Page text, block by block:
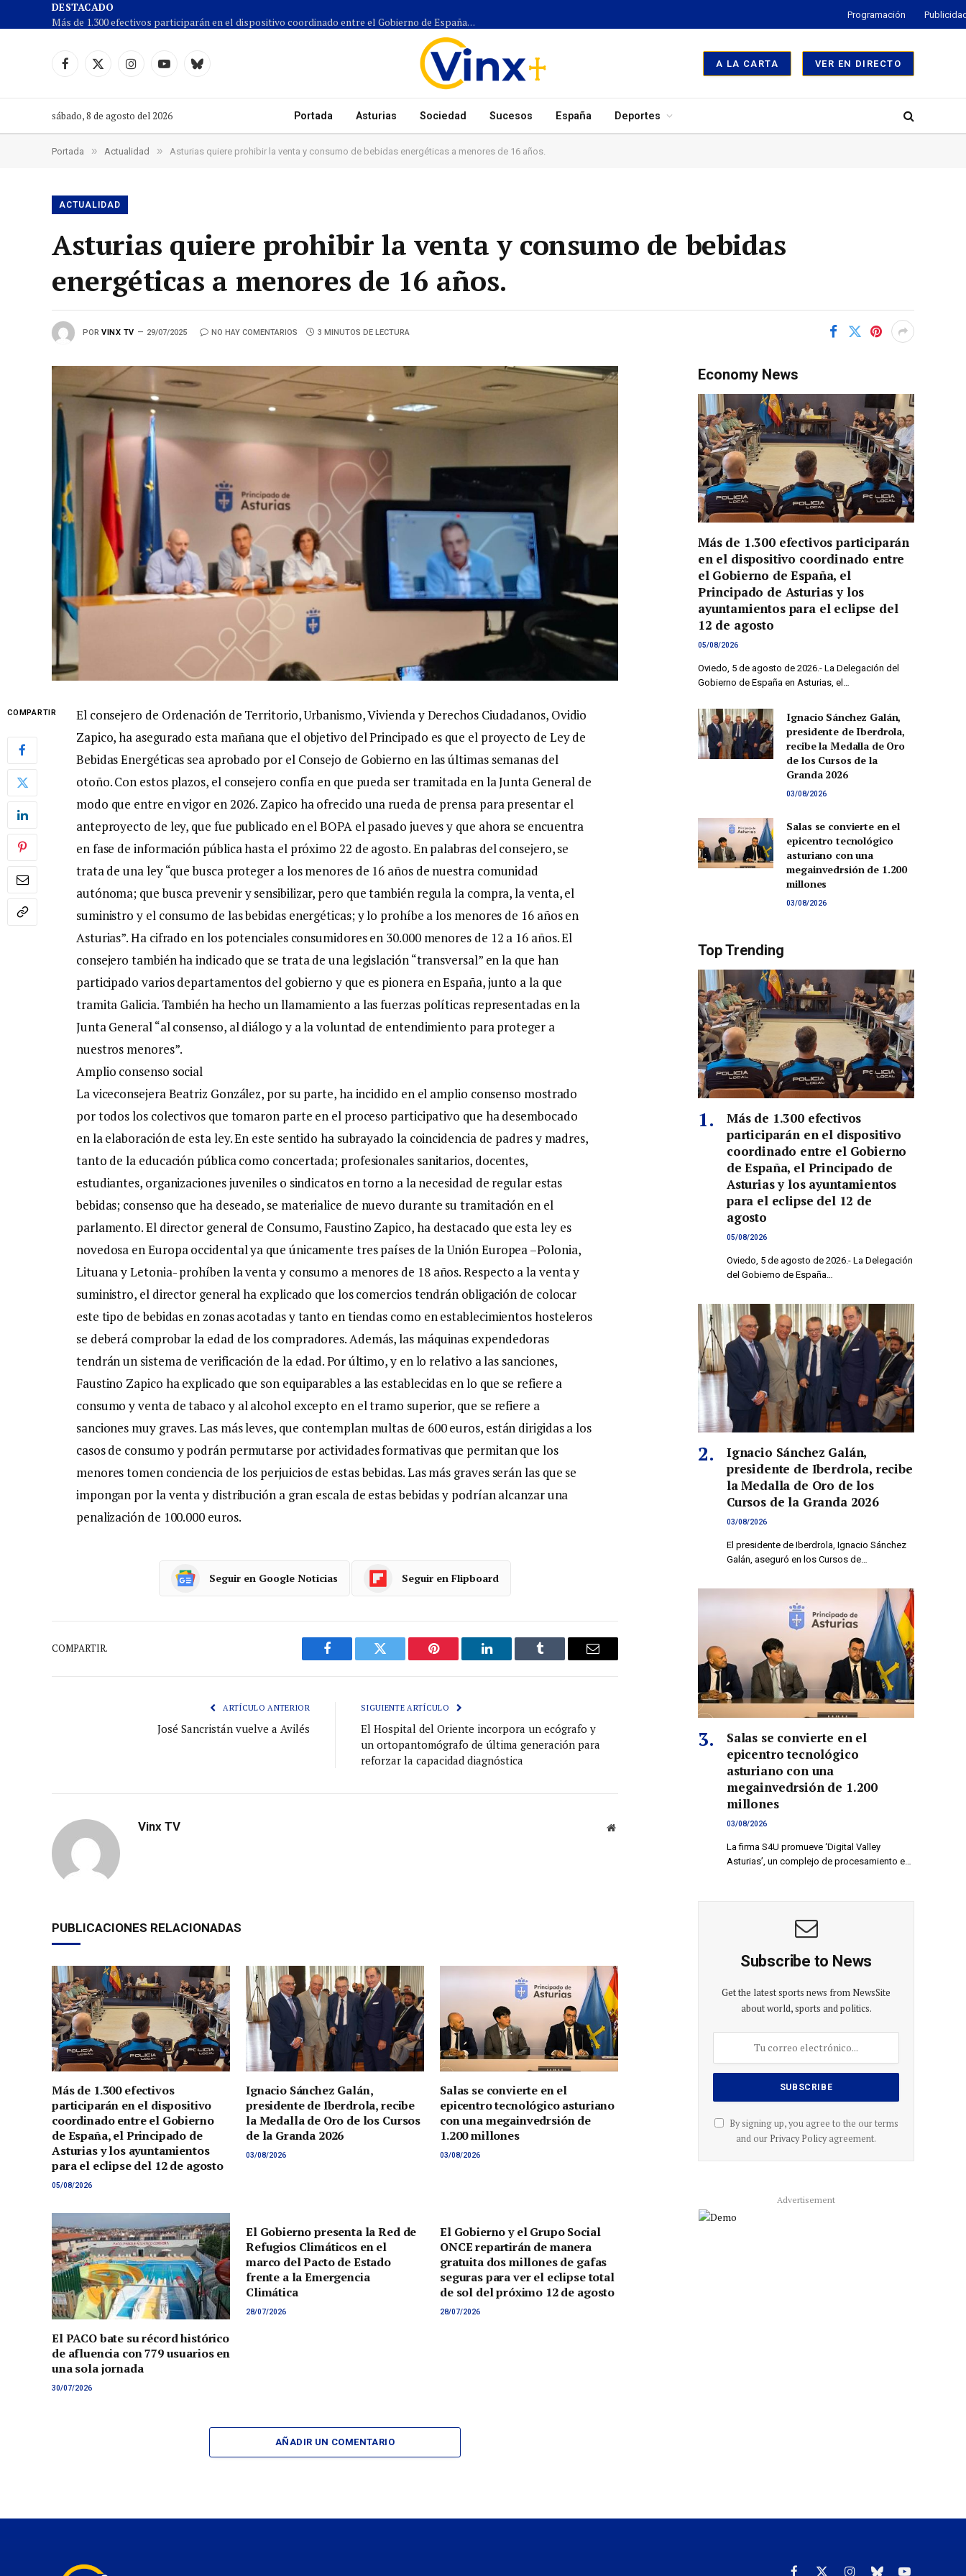
DESTACADO
Más de 1.300 efectivos participarán en el dispositivo coordinado entre el Gobierno de España, el Principado de Asturias y los ayuntamientos para el eclipse del 12 de agosto
Programación
Facebook
X
InstagramYouTubeCielo
A LA CARTA VER EN DIRECTO
sábado, 8 de agosto del 2026 Portada Asturias Sociedad Sucesos España Deportes
Portada » Actualidad » Asturias quiere prohibir la venta y consumo de bebidas energéticas a menores de 16 años.
ACTUALIDAD
Asturias quiere prohibir la venta y consumo de bebidas
energéticas a menores de 16 años.
POR VINX TV 29/07/2025 NO HAY COMENTARIOS 3 MINUTOS DE LECTURA
COMPARTIR
El consejero de Ordenación de Territorio, Urbanismo, Vivienda y Derechos Ciudadanos, Ovidio
Zapico, ha asegurado esta mañana que el objetivo del Principado es que el proyecto de Ley de
Bebidas Energéticas sea aprobado por el Consejo de Gobierno en las últimas semanas del
otoño. Con estos plazos, el consejero confía en que pueda ser tramitada en la Junta General de
modo que entre en vigor en 2026. Zapico ha ofrecido una rueda de prensa para presentar el
anteproyecto de ley, que fue publicado en el BOPA el pasado jueves y que ahora se encuentra
en fase de información pública hasta el próximo 22 de agosto. En palabras del consejero, se
trata de una ley “que busca proteger a los menores de 16 años de nuestra comunidad
autónoma; que busca prevenir y sensibilizar, pero que también regula la compra, la venta, el
suministro y el consumo de las bebidas energéticas; y lo prohíbe a los menores de 16 años en
Asturias”. Ha cifrado en los potenciales consumidores en 30.000 menores de 12 a 16 años. El
consejero también ha indicado que se trata de una legislación “transversal” en la que han
participado varios departamentos del gobierno y que es pionera en España, junto a la que
tramita Galicia. También ha hecho un llamamiento a las fuerzas políticas representadas en la
Junta General “al consenso, al diálogo y a la voluntad de entendimiento para proteger a
nuestros menores”.
Amplio consenso social
La viceconsejera Beatriz González, por su parte, ha incidido en el amplio consenso mostrado
por todos los colectivos que tomaron parte en el proceso participativo que ha desembocado
en la elaboración de esta ley. En este sentido ha subrayado la coincidencia de padres y madres,
tanto de la educación pública como concertada; profesionales sanitarios, docentes,
estudiantes, organizaciones juveniles o sindicatos en torno a la necesidad de regular estas
bebidas; consenso que ha deseado, se materialice de nuevo durante su tramitación en el
parlamento. El director general de Consumo, Faustino Zapico, ha destacado que esta ley es
novedosa en Europa occidental ya que únicamente tres países de la Unión Europea –Polonia,
Lituana y Letonia- prohíben la venta y consumo a menores de 18 años. Respecto a la venta y
suministro, el director general ha explicado que los comercios tendrán obligación de colocar
este tipo de bebidas en zonas acotadas y tanto en tiendas como en establecimientos hosteleros
se deberá comprobar la edad de los compradores. Además, las máquinas expendedoras
tendrán un sistema de verificación de la edad. Por último, y en lo relativo a las sanciones,
Faustino Zapico ha explicado que son equiparables a las establecidas en lo que se refiere a
consumo y venta de tabaco y al alcohol excepto en el tramo superior, que se refiere a
sanciones muy graves. Las más leves, que contemplan multas de 600 euros, están dirigidas a los
casos de consumo y podrán permutarse por actividades formativas que permitan que los
menores tomen conciencia de los perjuicios de estas bebidas. Las más graves serán las que se
impongan por la venta y distribución a gran escala de estas bebidas y podrían alcanzar una
penalización de 100.000 euros.
Seguir en Google Noticias Seguir en Flipboard
COMPARTIR.
Facebook Gorjeo Pinterest LinkedIn Tumblr
Correo
ARTÍCULO ANTERIOR
José Sancristán vuelve a Avilés
SIGUIENTE ARTÍCULO
El Hospital del Oriente incorpora un ecógrafo y
un ortopantomógrafo de última generación para
reforzar la capacidad diagnóstica
Vinx TV
Sitio
PUBLICACIONES RELACIONADAS
Más de 1.300 efectivos
participarán en el dispositivo
coordinado entre el Gobierno
de España, el Principado de
Asturias y los ayuntamientos
para el eclipse del 12 de agosto
05/08/2026
Ignacio Sánchez Galán,
presidente de Iberdrola, recibe
la Medalla de Oro de los Cursos
de la Granda 2026
03/08/2026
Salas se convierte en el
epicentro tecnológico asturiano
con una megainvedrsión de
1.200 millones
03/08/2026
El PACO bate su récord histórico
de afluencia con 779 usuarios en
una sola jornada
30/07/2026
El Gobierno presenta la Red de
Refugios Climáticos en el
marco del Pacto de Estado
frente a la Emergencia
Climática
28/07/2026
El Gobierno y el Grupo Social
ONCE repartirán de manera
gratuita dos millones de gafas
seguras para ver el eclipse total
de sol del próximo 12 de agosto
28/07/2026
AÑADIR UN COMENTARIO
Economy News
Más de 1.300 efectivos participarán
en el dispositivo coordinado entre
el Gobierno de España, el
Principado de Asturias y los
ayuntamientos para el eclipse del
12 de agosto
05/08/2026
Oviedo, 5 de agosto de 2026.- La Delegación del
Gobierno de España en Asturias, el…
Ignacio Sánchez Galán,
presidente de Iberdrola,
recibe la Medalla de Oro
de los Cursos de la
Granda 2026
03/08/2026
Salas se convierte en el
epicentro tecnológico
asturiano con una
megainvedrsión de 1.200
millones
03/08/2026
Top Trending
Más de 1.300 efectivos
participarán en el dispositivo
coordinado entre el Gobierno
de España, el Principado de
Asturias y los ayuntamientos
para el eclipse del 12 de
agosto
05/08/2026
Oviedo, 5 de agosto de 2026.- La Delegación
del Gobierno de España…
Ignacio Sánchez Galán,
presidente de Iberdrola, recibe
la Medalla de Oro de los
Cursos de la Granda 2026
03/08/2026
El presidente de Iberdrola, Ignacio Sánchez
Galán, aseguró en los Cursos de…
Salas se convierte en el
epicentro tecnológico
asturiano con una
megainvedrsión de 1.200
millones
03/08/2026
La firma S4U promueve ‘Digital Valley
Asturias’, un complejo de procesamiento e…
Subscribe to News
Get the latest sports news from NewsSite
about world, sports and politics.
By signing up, you agree to the our terms
and our Privacy Policyagreement.
Advertisement